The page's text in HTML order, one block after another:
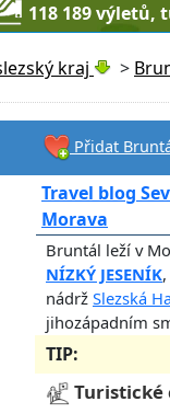
118 189 výletů,
kraj >
Přidat
Travel blog
Morava
Bruntál leží v
NÍZKÝ JESENÍK
nádrž Slezská
jihozápadním
TIP:
Turistické